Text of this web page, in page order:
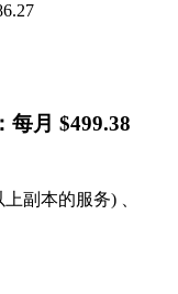
每月 $499.38
副本的服务) 、